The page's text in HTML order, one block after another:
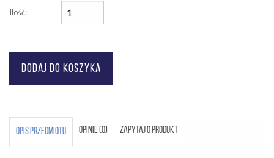
Ilość:
OPIS PRZEDMIOTU OPINIE (0) ZAPYTAJ O PRODUKT